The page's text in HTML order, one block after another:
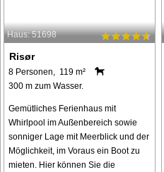
Haus: 51698
Risør
8 Personen, 119 m²
300 m zum Wasser.
Gemütliches Ferienhaus mit
Whirlpool im Außenbereich sowie
sonniger Lage mit Meerblick und der
Möglichkeit, im Voraus ein Boot zu
mieten. Hier können Sie die